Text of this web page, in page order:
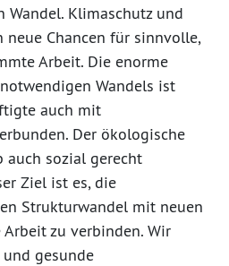
Wandel. Klimaschutz und
Chancen für sinnvolle,
Arbeit. Die enorme
Wandels ist
auch mit
Der ökologische
auch sozial gerecht
Ziel ist es, die
Strukturwandel mit neuen
zu verbinden. Wir
gesunde